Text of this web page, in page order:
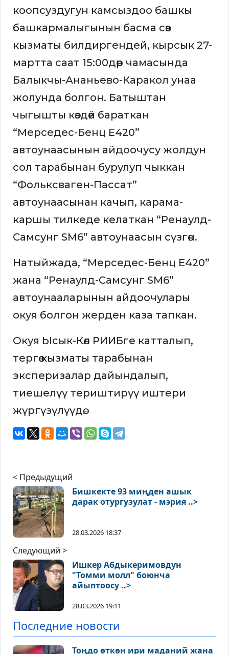
коопсуздугун камсыздоо башкы
башкармалыгынын басма сөз
кызматы билдиргендей, кырсык 27-
мартта саат 15:00дөр чамасында
Балыкчы-Ананьево-Каракол унаа
жолунда болгон. Батыштан
чыгышты көздөй бараткан
“Мерседес-Бенц Е420”
автоунаасынын айдоочусу жолдун
сол тарабынан бурулуп чыккан
“Фольксваген-Пассат”
автоунаасынан качып, карама-
каршы тилкеде келаткан “Ренаулд-
Самсунг SМ6” автоунаасын сүзгөн.
Натыйжада, “Мерседес-Бенц Е420”
жана “Ренаулд-Самсунг SМ6”
автоунааларынын айдоочулары
окуя болгон жерден каза тапкан.
Окуя Ысык-Көл РИИБге катталып,
тергөө кызматы тарабынан
эксперизалар дайындалып,
тиешелүү териштирүү иштери
жүргүзүлүүдө.
< Предыдущий
Бишкекте 93 миңден ашык
дарак отургузулат - мэрия ..>
28.03.2026 18:37
Следующий >
Ишкер Абдыкеримовдун
"Томми молл" боюнча
айыптоосу ..>
28.03.2026 19:11
Последние новости
Тоңдо өткөн ири маданий жана